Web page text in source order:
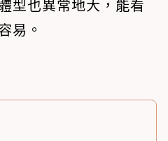
型也異常地大，能看
易。